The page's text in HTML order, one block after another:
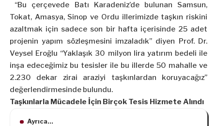
“Bu çerçevede Batı Karadeniz’de bulunan Samsun,
Tokat, Amasya, Sinop ve Ordu illerimizde taşkın riskini
azaltmak için sadece son bir hafta içerisinde 25 adet
projenin yapım sözleşmesini imzaladık” diyen Prof. Dr.
Veysel Eroğlu “Yaklaşık 30 milyon lira yatırım bedeli ile
inşa edeceğimiz bu tesisler ile bu illerde 50 mahalle ve
2.230 dekar zirai araziyi taşkınlardan koruyacağız”
değerlendirmesinde bulundu.
Taşkınlarla Mücadele İçin Birçok Tesis Hizmete Alındı
Ayrıca...